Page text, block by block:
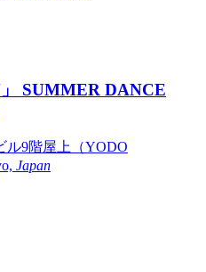
」 SUMMER DANCE
ル9階屋上（YODO
Japan